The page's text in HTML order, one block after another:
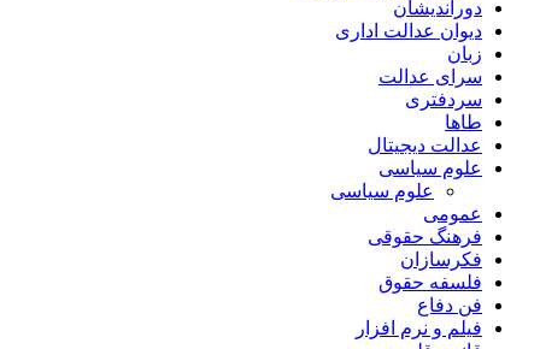
دوراندیشان
دیوان عدالت اداری
زبان
سرای عدالت
سردفتری
طاها
عدالت دیجیتال
علوم سیاسی
علوم سیاسی
عمومی
فرهنگ حقوقی
فکرسازان
فلسفه حقوق
فن دفاع
فیلم و نرم افزار